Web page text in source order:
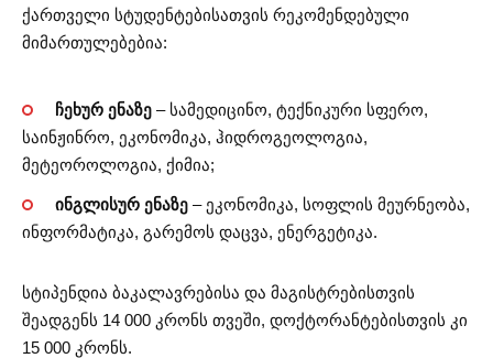
ქართველი სტუდენტებისათვის რეკომენდებული
მიმართულებებია:
ჩეხურ ენაზე– სამედიცინო, ტექნიკური სფერო,
საინჟინრო, ეკონომიკა, ჰიდროგეოლოგია,
მეტეოროლოგია, ქიმია;
ინგლისურ ენაზე– ეკონომიკა, სოფლის მეურნეობა,
ინფორმატიკა, გარემოს დაცვა, ენერგეტიკა.
სტიპენდია ბაკალავრებისა და მაგისტრებისთვის
შეადგენს 14 000 კრონს თვეში, დოქტორანტებისთვის კი
15 000 კრონს.